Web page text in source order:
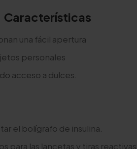
Características
una fácil apertura
personales
acceso a dulces.
el bolígrafo de insulina.
para las lancetas y tiras reactivas.